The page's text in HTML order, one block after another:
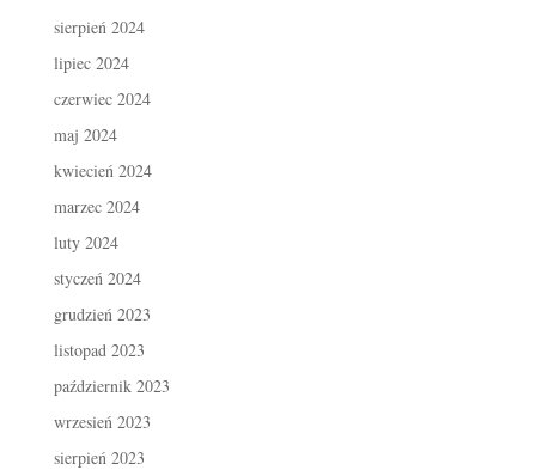
sierpień 2024
lipiec 2024
czerwiec 2024
maj 2024
kwiecień 2024
marzec 2024
luty 2024
styczeń 2024
grudzień 2023
listopad 2023
październik 2023
wrzesień 2023
sierpień 2023